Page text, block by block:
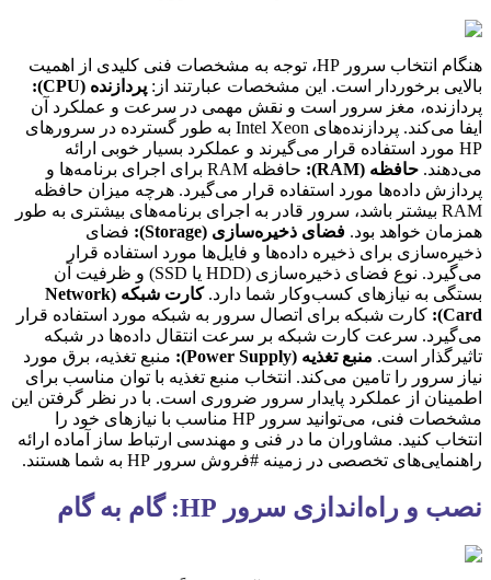
هنگام انتخاب سرور HP، توجه به مشخصات فنی کلیدی از اهمیت
بالایی برخوردار است. این مشخصات عبارتند از: پردازنده (CPU):
پردازنده، مغز سرور است و نقش مهمی در سرعت و عملکرد آن
ایفا می‌کند. پردازنده‌های Intel Xeon به طور گسترده در سرورهای
HP مورد استفاده قرار می‌گیرند و عملکرد بسیار خوبی ارائه
می‌دهند. حافظه (RAM):
حافظه RAM برای اجرای برنامه‌ها و
پردازش داده‌ها مورد استفاده قرار می‌گیرد. هرچه میزان حافظه
RAM بیشتر باشد، سرور قادر به اجرای برنامه‌های بیشتری به طور
همزمان خواهد بود. فضای ذخیره‌سازی (Storage):
فضای
ذخیره‌سازی برای ذخیره داده‌ها و فایل‌ها مورد استفاده قرار
می‌گیرد. نوع فضای ذخیره‌سازی (HDD یا SSD) و ظرفیت آن
بستگی به نیازهای کسب‌وکار شما دارد.
کارت شبکه (Network
Card):
کارت شبکه برای اتصال سرور به شبکه مورد استفاده قرار
می‌گیرد. سرعت کارت شبکه بر سرعت انتقال داده‌ها در شبکه
تاثیرگذار است. منبع تغذیه (Power Supply):
منبع تغذیه، برق مورد
نیاز سرور را تامین می‌کند. انتخاب منبع تغذیه با توان مناسب برای
اطمینان از عملکرد پایدار سرور ضروری است. با در نظر گرفتن این
مشخصات فنی، می‌توانید سرور HP مناسب با نیازهای خود را
انتخاب کنید. مشاوران ما در فنی و مهندسی ارتباط ساز آماده ارائه
راهنمایی‌های تخصصی در زمینه #فروش سرور HP به شما هستند.
نصب و راه‌اندازی سرور HP: گام به گام